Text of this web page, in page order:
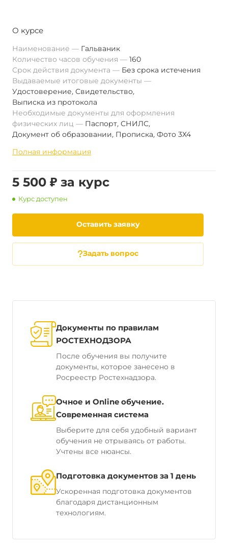
О курсе
Наименование
Гальваник
Количество часов обучения
160
Срок действия документа
Без срока истечения
Выдаваемые итоговые документы
Удостоверение, Свидетельство,
Выписка из протокола
Необходимые документы для оформления
физических лиц
Паспорт, СНИЛС,
Документ об образовании, Прописка, Фото 3Х4
Полная информация
5 500 ₽ за курс
Курс доступен
Оставить заявку
Задать вопрос
Документы по правилам
РОСТЕХНОДЗОРА
После обучения вы получите
документы, которое занесено в
Росреестр Ростехнадзора.
Очное и Online обучение.
Современная система
Выберите для себя удобный вариант
обучения не отрываясь от работы.
Учтены все нюансы.
Подготовка документов за 1 день
Ускоренная подготовка документов
благодаря дистанционным
технологиям.